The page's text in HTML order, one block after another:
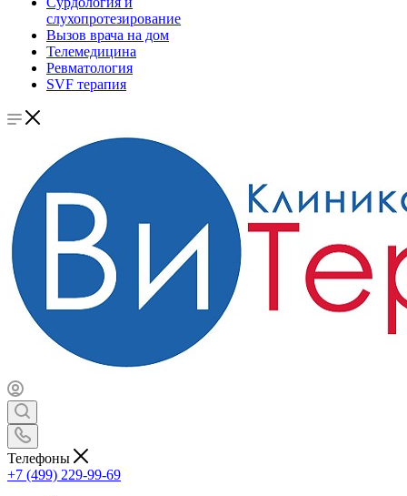
слухопротезирование
Вызов врача на дом
Телемедицина
Ревматология
SVF терапия
Телефоны
+7 (499) 229-99-69